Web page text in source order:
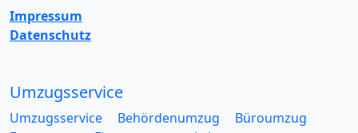
Impressum
Datenschutz
Umzugsservice
Umzugsservice Behördenumzug
Büroumzug